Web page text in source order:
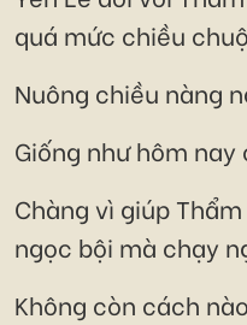
quá mức chiều
Nuông chiều nàng
Giống như hôm nay
Chàng vì giúp
ngọc bội mà chạy
Không còn cách